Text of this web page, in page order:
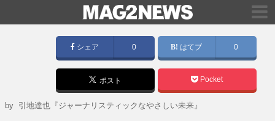
シェア 0 はてブ 0
ポスト Pocket
by 引地達也『ジャーナリスティックなやさしい未来』